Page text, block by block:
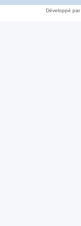
Développé par